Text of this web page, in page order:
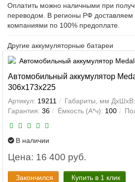
Оплатить можно наличными при
переводом. В регионы РФ доставляем
компаниями по 100% предоплате.
Другие аккумуляторные батареи
Автомобильный аккумулятор
306x173x225
Артикул: 19211 Габариты, мм ДхШхВ:
Гарантия: 36 Ёмкость (А*ч): 100
В наличии
Цена: 16 400 руб.
Закончился Купить в 1 клик